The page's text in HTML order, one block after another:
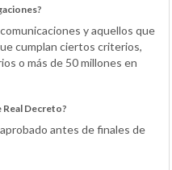
y aquellos que
cumplan ciertos criterios,
o más de 50 millones en
Real Decreto?
antes de finales de